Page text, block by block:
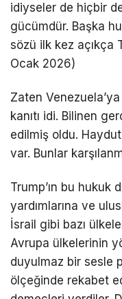
idiyseler de hiçbir
gücümdür. Başka
sözü ilk kez açıkça
Ocak 2026)
Zaten
kanıtı idi. Bilinen
edilmiş oldu.
var. Bunlar
Trump’ın bu hukuk
yardımlarına ve
İsrail gibi bazı
Avrupa ülkelerinin
duyulmaz bir sesle
ölçeğinde rekabet